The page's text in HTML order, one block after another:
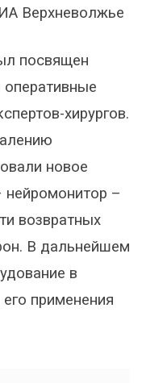
Верхневолжье
посвящен
оперативные
хирургов.
новое
нейромонитор –
возвратных
В дальнейшем
в
применения